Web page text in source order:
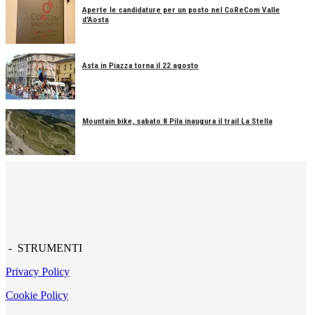
Aperte le candidature per un posto nel CoReCom Valle
d'Aosta
Asta in Piazza torna il 22 agosto
Mountain bike, sabato 8 Pila inaugura il trail La Stella
- STRUMENTI
Privacy Policy
Cookie Policy